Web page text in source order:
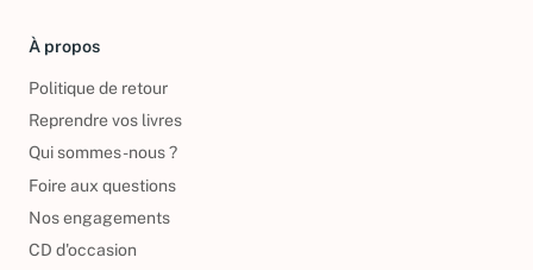
À propos
Politique de retour
Reprendre vos livres
Qui sommes-nous ?
Foire aux questions
Nos engagements
CD d'occasion